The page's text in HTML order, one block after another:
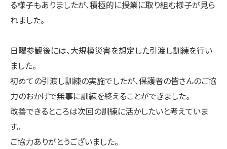
る様子もありましたが、積極的に授業に取り組む様子が見ら
れました。
日曜参観後には、大規模災害を想定した引渡し訓練を行い
ました。
初めての引渡し訓練の実施でしたが、保護者の皆さんのご協
力のおかげで無事に訓練を終えることができました。
改善できるところは次回の訓練に活かしたいと考えていま
す。
ご協力ありがとうございました。